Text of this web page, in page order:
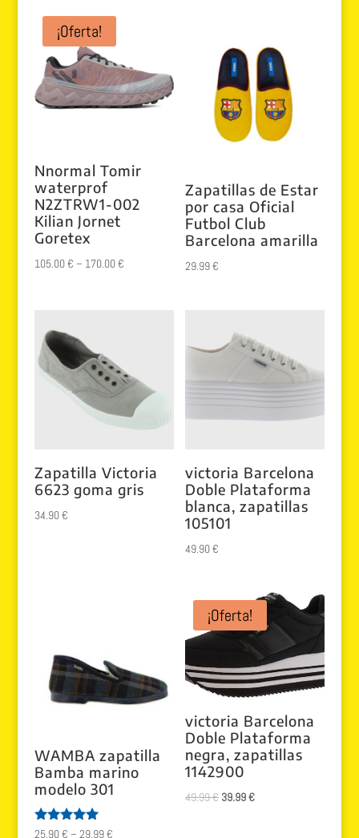
era:
89.99 €.
es:
79.99 €.
¡Oferta!
Nnormal Tomir
waterprof
N2ZTRW1-002
Kilian Jornet
Goretex
105.00€ – 170.00€
Zapatillas de Estar
por casa Oficial
Futbol Club
Barcelona amarilla
29.99€
Zapatilla Victoria
6623 goma gris
34.90€
victoria Barcelona
Doble Plataforma
blanca, zapatillas
105101
49.90€
WAMBA zapatilla
Bamba marino
modelo 301
Valorado
25.90€ – 29.99€
¡Oferta!
victoria Barcelona
Doble Plataforma
negra, zapatillas
1142900
49.99€ El
39.99€El